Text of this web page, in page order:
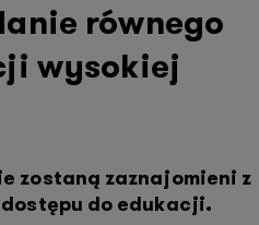
równego
wysokiej
zostaną zaznajomieni z
do edukacji.